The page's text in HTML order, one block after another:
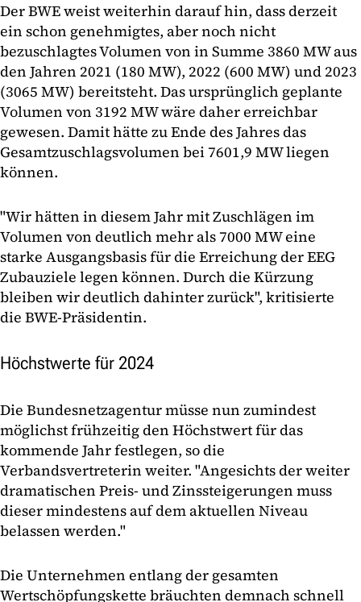
Der BWE weist weiterhin darauf hin, dass derzeit
ein schon genehmigtes, aber noch nicht
bezuschlagtes Volumen von in Summe 3860 MW aus
den Jahren 2021 (180 MW), 2022 (600 MW) und 2023
(3065 MW) bereitsteht. Das ursprünglich geplante
Volumen von 3192 MW wäre daher erreichbar
gewesen. Damit hätte zu Ende des Jahres das
Gesamtzuschlagsvolumen bei 7601,9 MW liegen
können.
"Wir hätten in diesem Jahr mit Zuschlägen im
Volumen von deutlich mehr als 7000 MW eine
starke Ausgangsbasis für die Erreichung der EEG
Zubauziele legen können. Durch die Kürzung
bleiben wir deutlich dahinter zurück", kritisierte
die BWE-Präsidentin.
Höchstwerte für 2024
Die Bundesnetzagentur müsse nun zumindest
möglichst frühzeitig den Höchstwert für das
kommende Jahr festlegen, so die
Verbandsvertreterin weiter. "Angesichts der weiter
dramatischen Preis- und Zinssteigerungen muss
dieser mindestens auf dem aktuellen Niveau
belassen werden."
Die Unternehmen entlang der gesamten
Wertschöpfungskette bräuchten demnach schnell